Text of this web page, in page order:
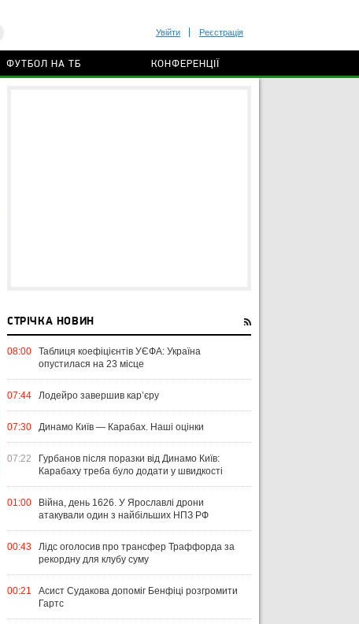
Увійти Реєстрація
ФУТБОЛ НА ТБ КОНФЕРЕНЦІЇ
СТРІЧКА НОВИН
08:00
Таблиця коефіцієнтів УЄФА: Україна
опустилася на 23 місце
07:44 Лодейро завершив кар’єру
07:30 Динамо Київ — Карабах. Наші оцінки
07:22
Гурбанов після поразки від Динамо Київ:
Карабаху треба було додати у швидкості
01:00
Війна, день 1626. У Ярославлі дрони
атакували один з найбільших НПЗ РФ
00:43
Лідс оголосив про трансфер Траффорда за
рекордну для клубу суму
00:21
Асист Судакова допоміг Бенфіці розгромити
Гартс